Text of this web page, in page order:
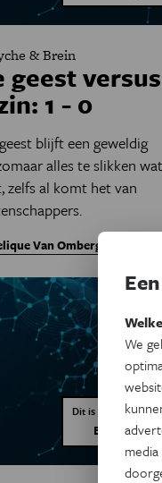
& Brein
geest versus
1 - 0
blijft een geweldig
alles te slikken wat
zelfs al komt het van
Van Ombergen
Dit is een artikel
Eos Blogs
We